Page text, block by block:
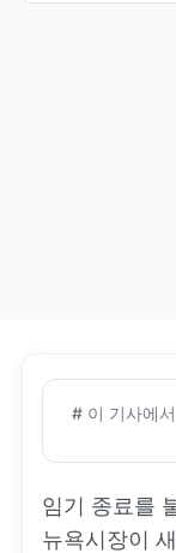
# 이 기사에서
임기 종료를
뉴욕시장이